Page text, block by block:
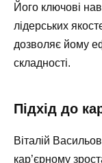
Його ключові
лідерських
дозволяє йому
складності.
Підхід до
Віталій
кар’єрному